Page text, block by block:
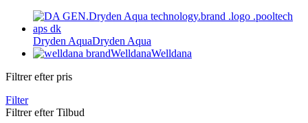
Dryden AquaDryden Aqua
WelldanaWelldana
Filtrer efter pris
Filter
Filtrer efter Tilbud